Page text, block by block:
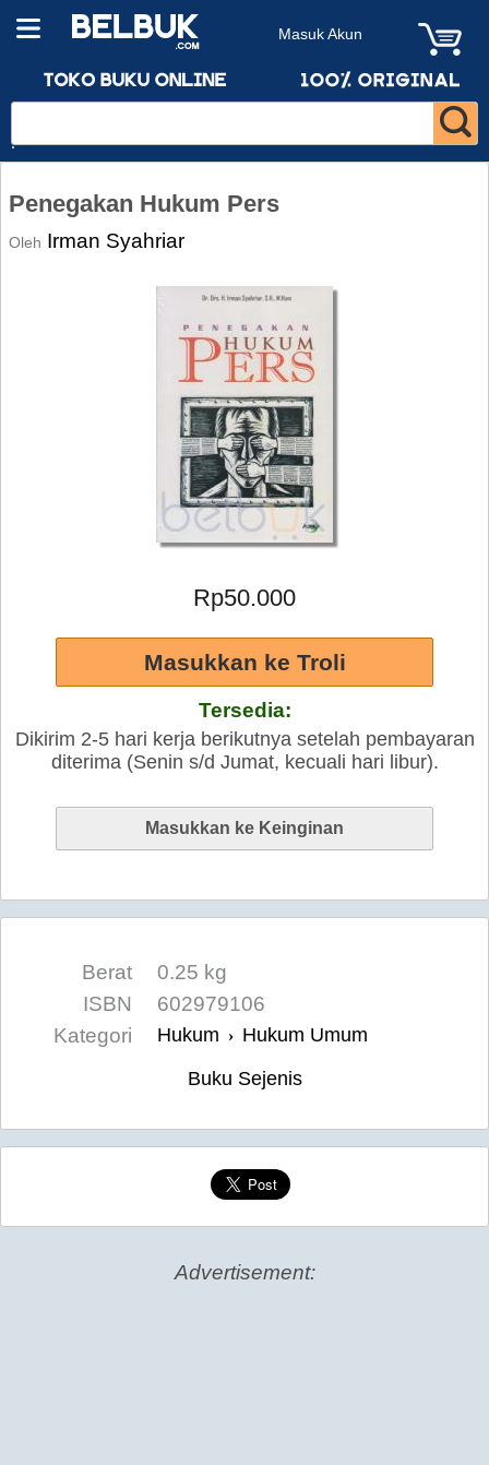
Masuk Akun
Penegakan Hukum Pers
Oleh Irman Syahriar
Rp50.000
Tersedia:
Dikirim 2-5 hari kerja berikutnya setelah pembayaran
diterima (Senin s/d Jumat, kecuali hari libur).
Berat
0.25 kg
ISBN
602979106
Kategori
Hukum › Hukum Umum
Buku Sejenis
Advertisement: